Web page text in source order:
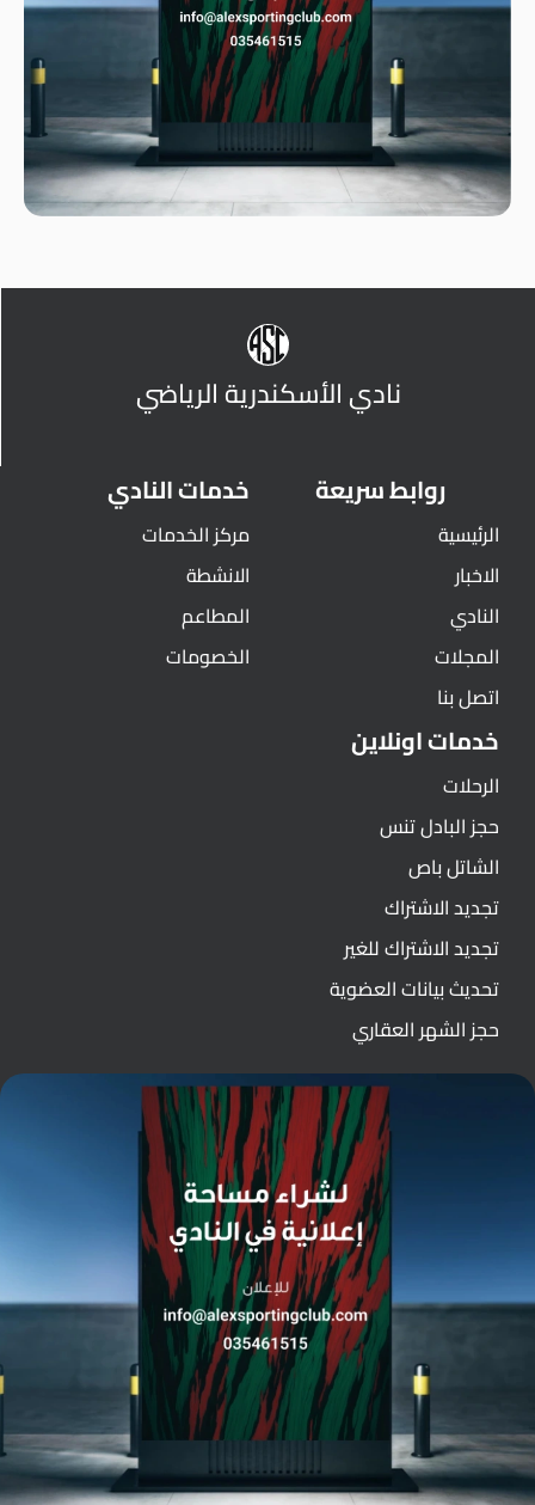
نادي الأسكندرية الرياضي
روابط سريعة
الرئيسية
الاخبار
النادي
المجلات
اتصل بنا
خدمات النادي
مركز الخدمات
الانشطة
المطاعم
الخصومات
خدمات اونلاين
الرحلات
حجز البادل تنس
الشاتل باص
تجديد الاشتراك
تجديد الاشتراك للغير
تحديث بيانات العضوية
حجز الشهر العقاري